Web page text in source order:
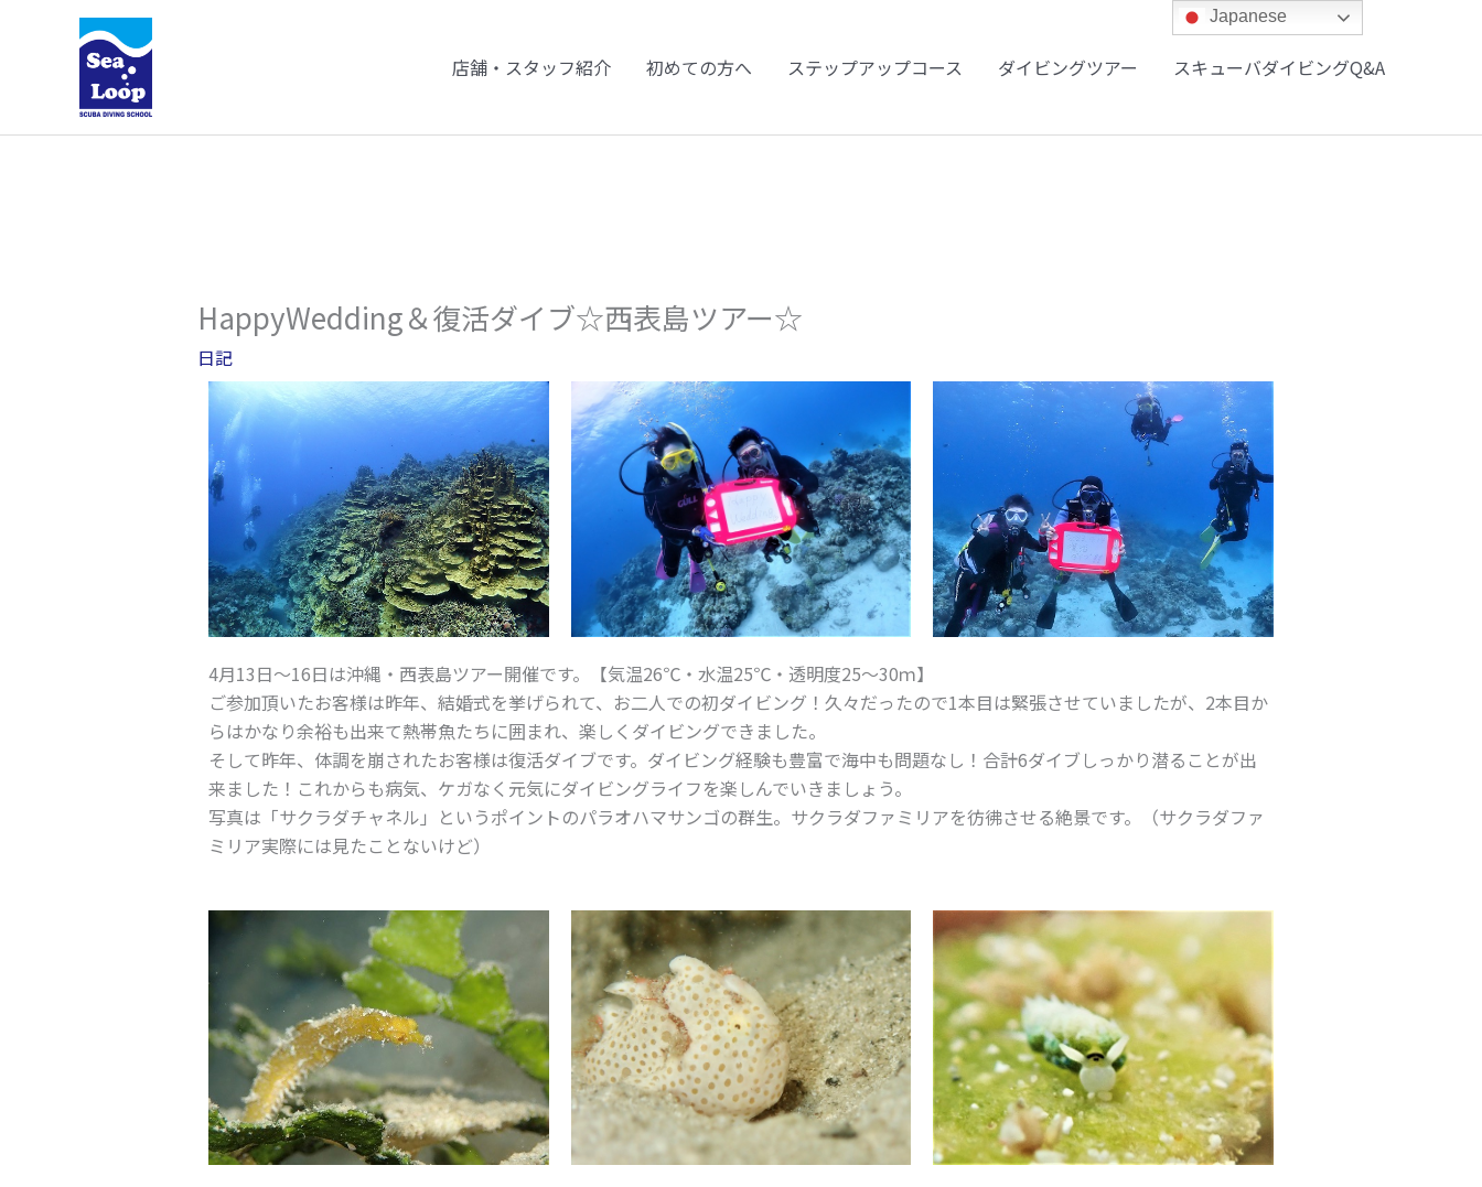
キ
店舗・スタッフ紹介 初めての方へ ステップアップコース ダイビングツアー スキューバダイビングQ&A
HappyWedding＆復活ダイブ☆西表島ツアー☆
日記
4月13日～16日は沖縄・西表島ツアー開催です。【気温26℃・水温25℃・透明度25～30ｍ】
ご参加頂いたお客様は昨年、結婚式を挙げられて、お二人での初ダイビング！久々だったので1本目は緊張させていましたが、2本目か
らはかなり余裕も出来て熱帯魚たちに囲まれ、楽しくダイビングできました。
そして昨年、体調を崩されたお客様は復活ダイブです。ダイビング経験も豊富で海中も問題なし！合計6ダイブしっかり潜ることが出
来ました！これからも病気、ケガなく元気にダイビングライフを楽しんでいきましょう。
写真は「サクラダチャネル」というポイントのパラオハマサンゴの群生。サクラダファミリアを彷彿させる絶景です。（サクラダファ
ミリア実際には見たことないけど）
Japanese